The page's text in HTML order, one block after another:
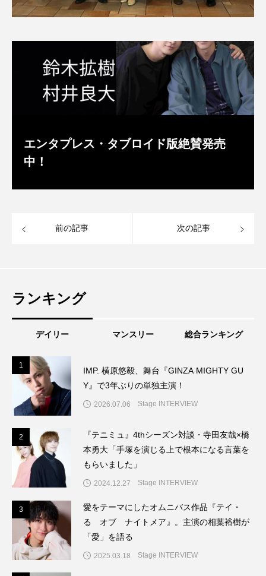
エンタプレス・タブロイド版絶賛発売
中！
前の記事 次の記事
ランキング
デイリー マンスリー 総合ランキング
1
IMP. 横原悠毅、舞台『GINZA MIGHTY GU
Y』で3年ぶりの単独主演！
2026.07.06 Stage INTERVIEW
2
『テニミュ』4thシーズン対談・寺田友哉×橋
本勇大「手塚を演じる上で根本になる言葉を
もらいました」
2024.12.27 Stage INTERVIEW
3
愛をテーマにしたオムニバス作品『テイ・
る オブ ナイトメア』。主演の相葉裕樹が
「愛」を語る
2025.03.18 Stage INTERVIEW